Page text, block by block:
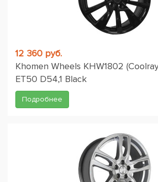
12 360 руб.
Khomen Wheels KHW1802
ET50 D54,1 Black
Подробнее